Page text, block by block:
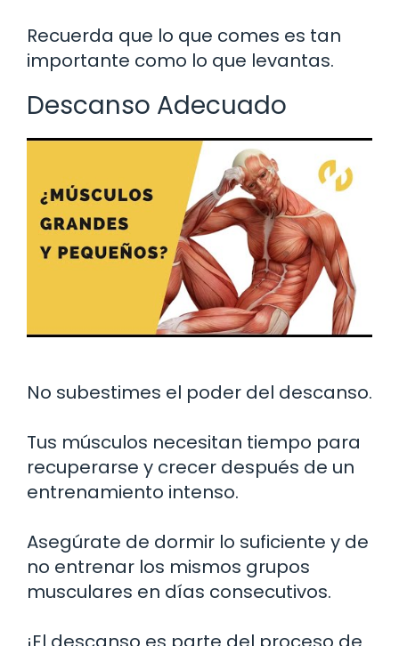
Recuerda que lo que comes es tan
importante como lo que levantas.
Descanso Adecuado
No subestimes el poder del descanso.
Tus músculos necesitan tiempo para
recuperarse y crecer después de un
entrenamiento intenso.
Asegúrate de dormir lo suficiente y de
no entrenar los mismos grupos
musculares en días consecutivos.